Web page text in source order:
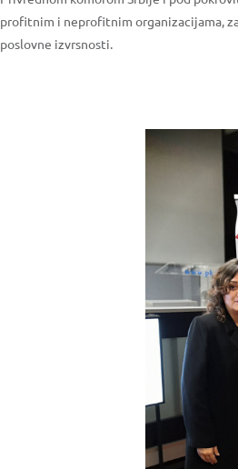
profitnim i neprofitnim organizacijama,
poslovne izvrsnosti.